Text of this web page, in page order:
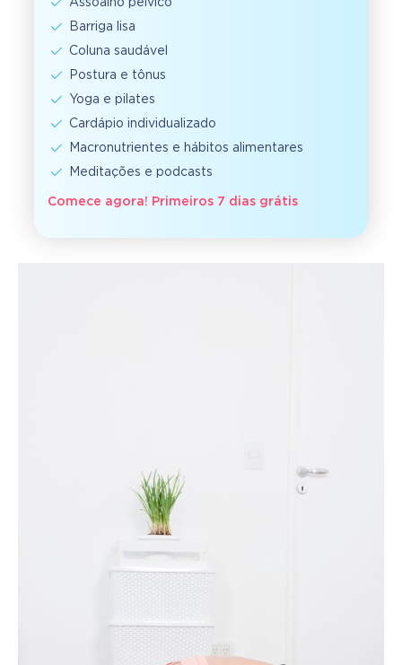
Assoalho pélvico
Barriga lisa
Coluna saudável
Postura e tônus
Yoga e pilates
Cardápio individualizado
Macronutrientes e hábitos alimentares
Meditações e podcasts
Comece agora! Primeiros 7 dias grátis